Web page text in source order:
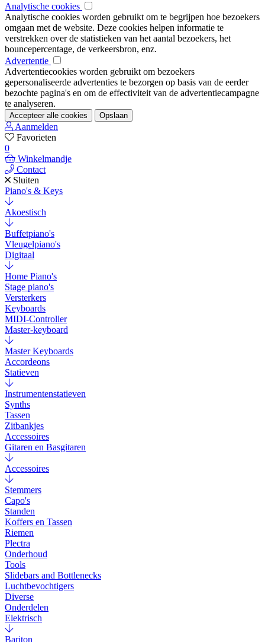
Analytische cookies
Analytische cookies worden gebruikt om te begrijpen hoe bezoekers
omgaan met de website. Deze cookies helpen informatie te
verstrekken over de statistieken van het aantal bezoekers, het
bouncepercentage, de verkeersbron, enz.
Advertentie
Advertentiecookies worden gebruikt om bezoekers
gepersonaliseerde advertenties te bezorgen op basis van de eerder
bezochte pagina's en om de effectiviteit van de advertentiecampagne
te analyseren.
Accepteer alle cookies Opslaan
Aanmelden
Favorieten
0
Winkelmandje
Contact
Sluiten
Piano's & Keys
Akoestisch
Buffetpiano's
Vleugelpiano's
Digitaal
Home Piano's
Stage piano's
Versterkers
Keyboards
MIDI-Controller
Master-keyboard
Master Keyboards
Accordeons
Statieven
Instrumentenstatieven
Synths
Tassen
Zitbankjes
Accessoires
Gitaren en Basgitaren
Accessoires
Stemmers
Capo's
Standen
Koffers en Tassen
Riemen
Plectra
Onderhoud
Tools
Slidebars and Bottlenecks
Luchtbevochtigers
Diverse
Onderdelen
Elektrisch
Bariton